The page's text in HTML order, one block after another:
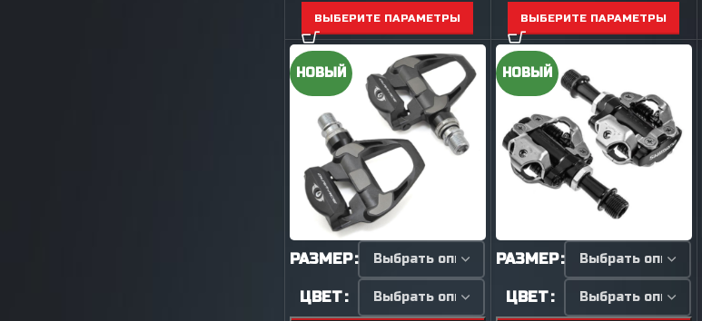
ВЫБЕРИТЕ ПАРАМЕТРЫ ВЫБЕРИТЕ ПАРАМЕТРЫ
НОВЫЙ
РАЗМЕР
ЦВЕТ
НОВЫЙ
РАЗМЕР
ЦВЕТ